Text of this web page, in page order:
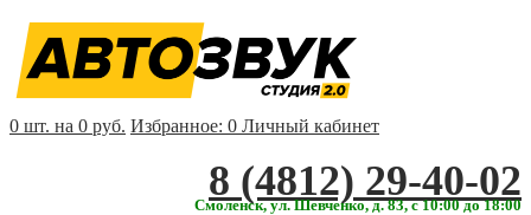
0 шт. на 0 руб. Избранное: 0 Личный кабинет
‎‎8 (4812) 29-40-02
Смоленск, ул. Шевченко, д. 83, с 10:00 до 18:00